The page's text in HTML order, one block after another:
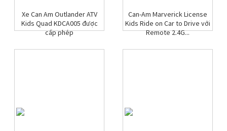
Xe Can Am Outlander ATV
Kids Quad KDCA005 được
cấp phép
Can-Am Marverick License
Kids Ride on Car to Drive với
Remote 2.4G...